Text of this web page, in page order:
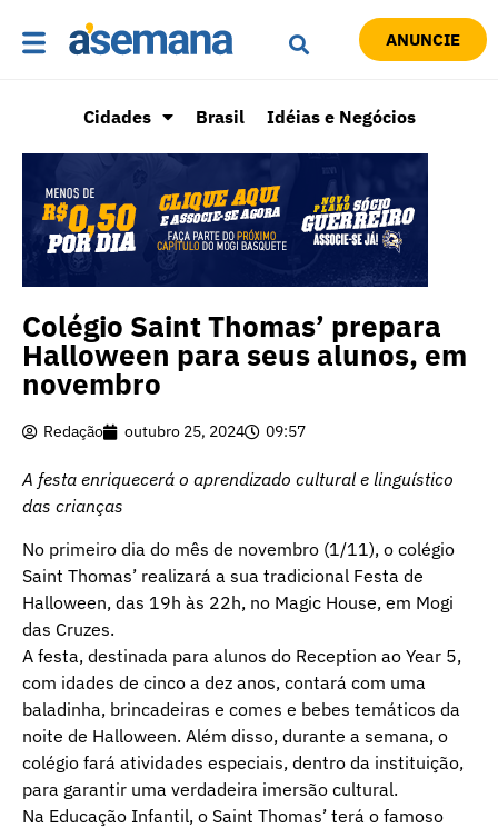
ANUNCIE
Cidades Brasil Idéias e Negócios
Colégio Saint Thomas’ prepara
Halloween para seus alunos, em
novembro
Redação outubro 25, 2024 09:57
A festa enriquecerá o aprendizado cultural e linguístico
das crianças
No primeiro dia do mês de novembro (1/11), o colégio
Saint Thomas’ realizará a sua tradicional Festa de
Halloween, das 19h às 22h, no Magic House, em Mogi
das Cruzes.
A festa, destinada para alunos do Reception ao Year 5,
com idades de cinco a dez anos, contará com uma
baladinha, brincadeiras e comes e bebes temáticos da
noite de Halloween. Além disso, durante a semana, o
colégio fará atividades especiais, dentro da instituição,
para garantir uma verdadeira imersão cultural.
Na Educação Infantil, o Saint Thomas’ terá o famoso